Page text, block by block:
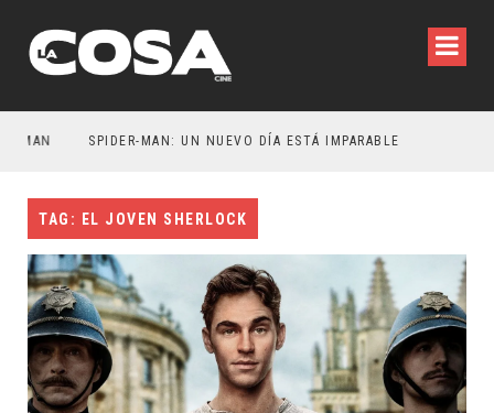
SPIDER-MAN: UN NUEVO DÍA ESTÁ IMPARABLE
TAG: EL JOVEN SHERLOCK